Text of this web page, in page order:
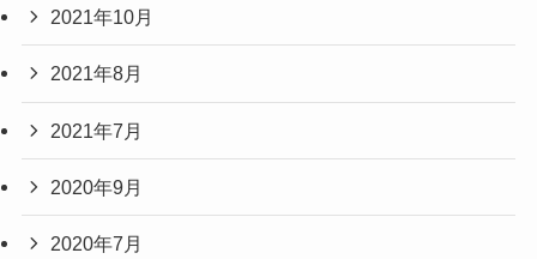
2021年10月
2021年8月
2021年7月
2020年9月
2020年7月